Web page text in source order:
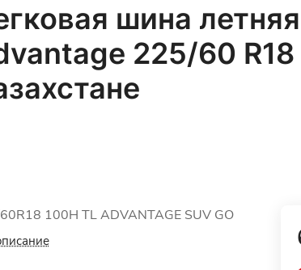
шина
225/60 R18
100H TL ADVANTAGE SUV GO